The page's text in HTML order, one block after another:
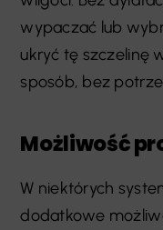
wypaczać lub
ukryć tę szczelinę
sposób, bez
Możliwość
W niektórych
dodatkowe